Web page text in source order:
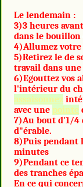
Le lendemain :
3)3 heures
dans le
4)Allumez votre
5)Retirez le de
travail dans
6)Egouttez vos
l'intérieur du
assaisonnez
avec une pointe
7)Au bout d'1/4
d"érable.
8)Puis pendant
minutes
9)Pendant ce
des tranches
En ce qui